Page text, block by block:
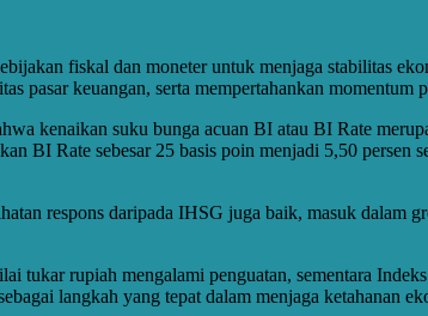
fiskal dan moneter untuk menjaga stabilitas
pasar keuangan, serta mempertahankan momentum
kenaikan suku bunga acuan BI atau BI Rate
BI Rate sebesar 25 basis poin menjadi 5,50 persen
respons daripada IHSG juga baik, masuk dalam
tukar rupiah mengalami penguatan, sementara
langkah yang tepat dalam menjaga ketahanan